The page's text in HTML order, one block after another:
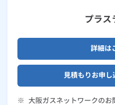
プラス
詳細は
見積もりお申し
※ 大阪ガスネットワークの